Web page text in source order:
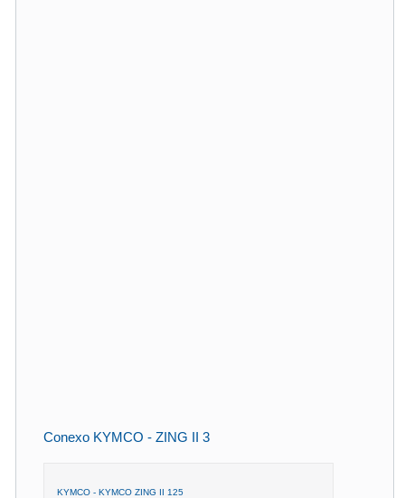
Conexo KYMCO - ZING II 3
KYMCO - KYMCO ZING II 125